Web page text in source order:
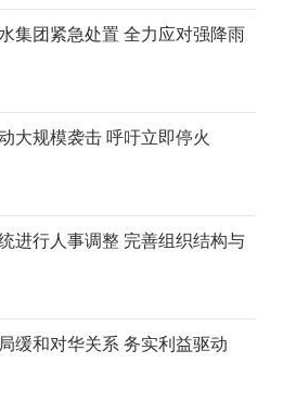
集团紧急处置 全力应对强降雨
大规模袭击 呼吁立即停火
进行人事调整 完善组织结构与
缓和对华关系 务实利益驱动